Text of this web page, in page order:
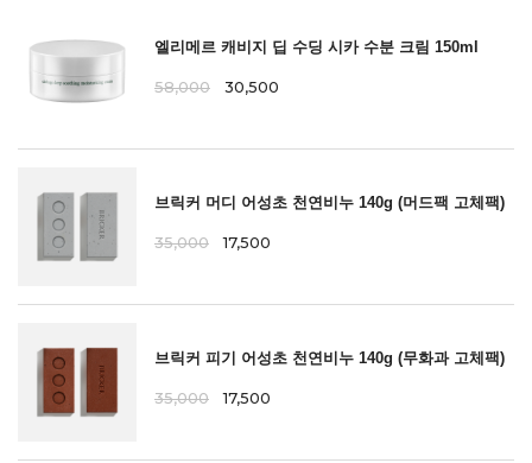
엘리메르 캐비지 딥 수딩 시카 수분 크림 150ml
58,000 30,500
브릭커 머디 어성초 천연비누 140g (머드팩 고체팩)
35,000 17,500
브릭커 피기 어성초 천연비누 140g (무화과 고체팩)
35,000 17,500